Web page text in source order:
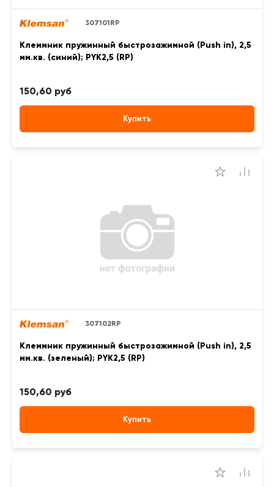
307101RP
Клеммник пружинный быстрозажимной (Push in), 2,5
мм.кв. (синий); PYK2,5 (RP)
150,60 руб
Купить
307102RP
Клеммник пружинный быстрозажимной (Push in), 2,5
мм.кв. (зеленый); PYK2,5 (RP)
150,60 руб
Купить